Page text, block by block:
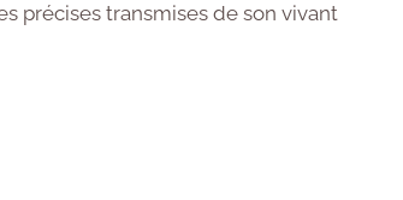
précises transmises de son vivant